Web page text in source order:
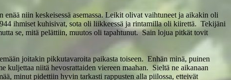
niin keskeisessä asemassa. Leikit olivat vaihtuneet ja aikakin oli
ihmiset kuhisivat, sota oli liikkeessä ja rintamilla oli kiirettä. Tekijäni
se, mitä pelättiin, muutos oli tapahtunut. Sain lojua pitkät tovit
joitakin pikkutavaroita paikasta toiseen. Enhän minä, puinen
kuljettaa niitä hevosrattaiden viereen maahan. Sieltä ne aikanaan
minut pidettiin hyvin tarkasti rappusten alla piilossa, etteivät